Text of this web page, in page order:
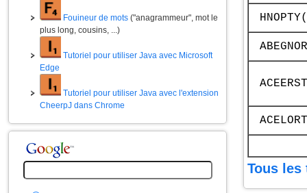
Fouineur de mots ("anagrammeur", mot le
plus long, cousins, ...)
Tutoriel pour utiliser Java avec Microsoft
Edge
Tutoriel pour utiliser Java avec l'extension
CheerpJ dans Chrome
Tous les